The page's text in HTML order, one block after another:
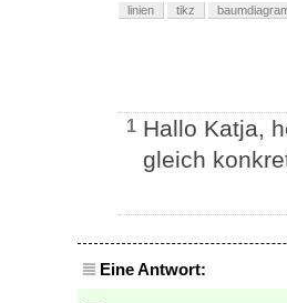
linien tikz
1 Hallo Katja,
gleich
Eine Antwort: